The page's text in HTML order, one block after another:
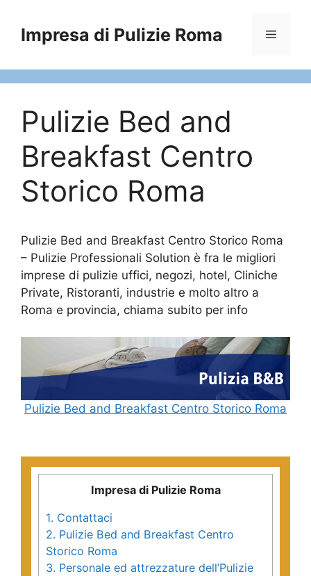
contenuto
Impresa di Pulizie Roma Menu
Pulizie Bed and
Breakfast Centro
Storico Roma
Pulizie Bed and Breakfast Centro Storico Roma
– Pulizie Professionali Solution è fra le migliori
imprese di pulizie uffici, negozi, hotel, Cliniche
Private, Ristoranti, industrie e molto altro a
Roma e provincia, chiama subito per info
Pulizie Bed and Breakfast Centro Storico Roma
Impresa di Pulizie Roma
1. Contattaci
2. Pulizie Bed and Breakfast Centro
Storico Roma
3. Personale ed attrezzature dell’Pulizie